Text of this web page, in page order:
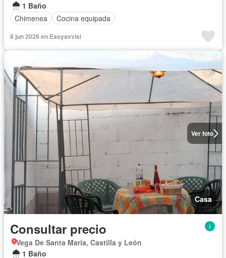
1 Baño
Chimenea
Cocina equipada
8 jun 2026 en Easyavvisi
Ver foto
Casa
Consultar precio
Vega De Santa María, Castilla y León
1 Baño